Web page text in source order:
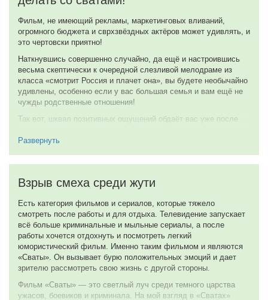
Сериалы
Темы
Обратная связь
2024
2023
Жанры кино
Фантастика
Ужасы
Триллер
Детектив
Приключения